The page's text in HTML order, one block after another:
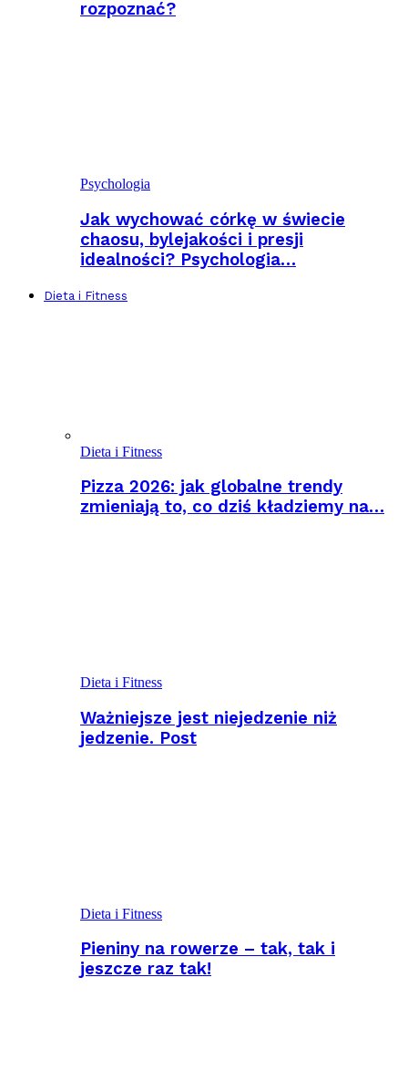
rozpoznać?
Psychologia
Jak wychować córkę w świecie
chaosu, bylejakości i presji
idealności? Psychologia…
Dieta i Fitness
Dieta i Fitness
Pizza 2026: jak globalne trendy
zmieniają to, co dziś kładziemy na…
Dieta i Fitness
Ważniejsze jest niejedzenie niż
jedzenie. Post
Dieta i Fitness
Pieniny na rowerze – tak, tak i
jeszcze raz tak!